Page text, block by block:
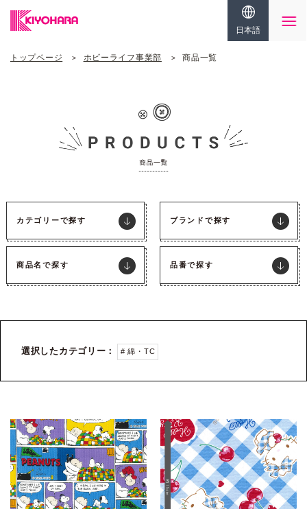
日本語
トップページ ホビーライフ事業部 商品一覧
カテゴリーで探す ブランドで探す
商品名で探す 品番で探す
選択したカテゴリー： # 綿・TC